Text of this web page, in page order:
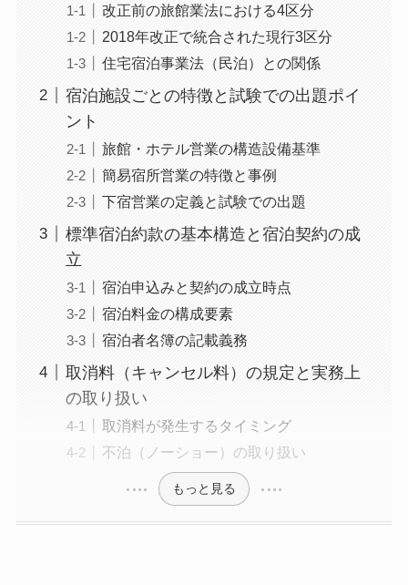
改正前の旅館業法における4区分
2018年改正で統合された現行3区分
住宅宿泊事業法（民泊）との関係
宿泊施設ごとの特徴と試験での出題ポイ
ント
旅館・ホテル営業の構造設備基準
簡易宿所営業の特徴と事例
下宿営業の定義と試験での出題
標準宿泊約款の基本構造と宿泊契約の成
立
宿泊申込みと契約の成立時点
宿泊料金の構成要素
宿泊者名簿の記載義務
取消料（キャンセル料）の規定と実務上
の取り扱い
取消料が発生するタイミング
不泊（ノーショー）の取り扱い
もっと見る